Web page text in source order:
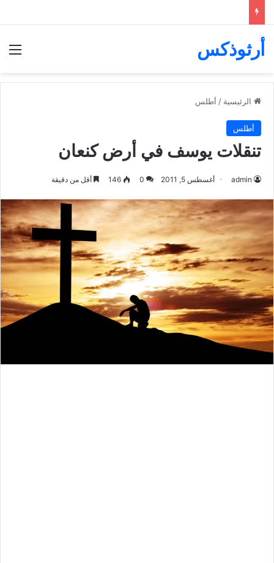
أرثوذكس
الرئيسية / أطلس
أطلس
تنقلات يوسف في أرض كنعان
admin أغسطس 5, 2011 0
146 أقل من دقيقة